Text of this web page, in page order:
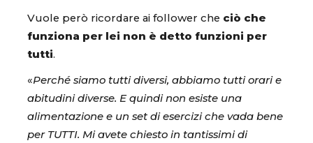
Vuole però ricordare ai follower che ciò che
funziona per lei non è detto funzioni per
tutti.
«Perché siamo tutti diversi, abbiamo tutti orari e
abitudini diverse. E quindi non esiste una
alimentazione e un set di esercizi che vada bene
per TUTTI. Mi avete chiesto in tantissimi di